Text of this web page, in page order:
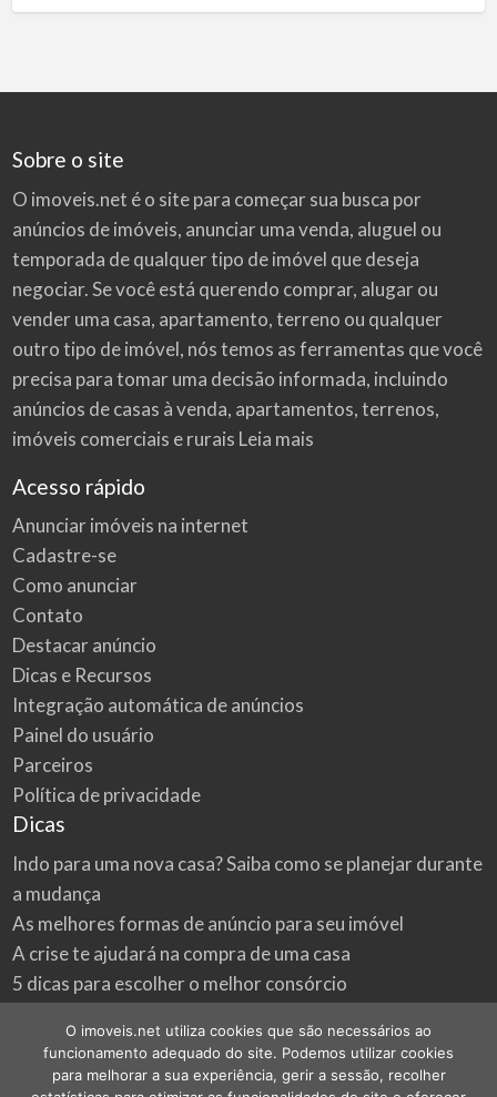
Sobre o site
O imoveis.net é o site para começar sua busca por
anúncios de imóveis, anunciar uma venda, aluguel ou
temporada de qualquer tipo de imóvel que deseja
negociar. Se você está querendo comprar, alugar ou
vender uma casa, apartamento, terreno ou qualquer
outro tipo de imóvel, nós temos as ferramentas que você
precisa para tomar uma decisão informada, incluindo
anúncios de casas à venda, apartamentos, terrenos,
imóveis comerciais e rurais Leia mais
Acesso rápido
Anunciar imóveis na internet
Cadastre-se
Como anunciar
Contato
Destacar anúncio
Dicas e Recursos
Integração automática de anúncios
Painel do usuário
Parceiros
Política de privacidade
Dicas
Indo para uma nova casa? Saiba como se planejar durante
a mudança
As melhores formas de anúncio para seu imóvel
A crise te ajudará na compra de uma casa
5 dicas para escolher o melhor consórcio
Onde procurar as melhores oportunidades do mercado
imobiliário
O imoveis.net utiliza cookies que são necessários ao
funcionamento adequado do site. Podemos utilizar cookies
para melhorar a sua experiência, gerir a sessão, recolher